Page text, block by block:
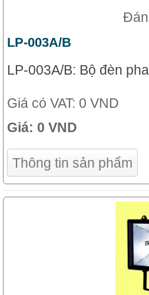
LP-003A/B
LP-003A/B: Bộ đèn
Giá có VAT: 0 VND
Giá: 0 VND
Thông tin sản phẩm